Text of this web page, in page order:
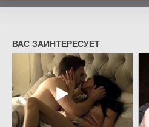
Повелитель мух 07
Повелитель мух 09
Повелитель мух 10
Повелитель мух 11
Повелитель мух 12